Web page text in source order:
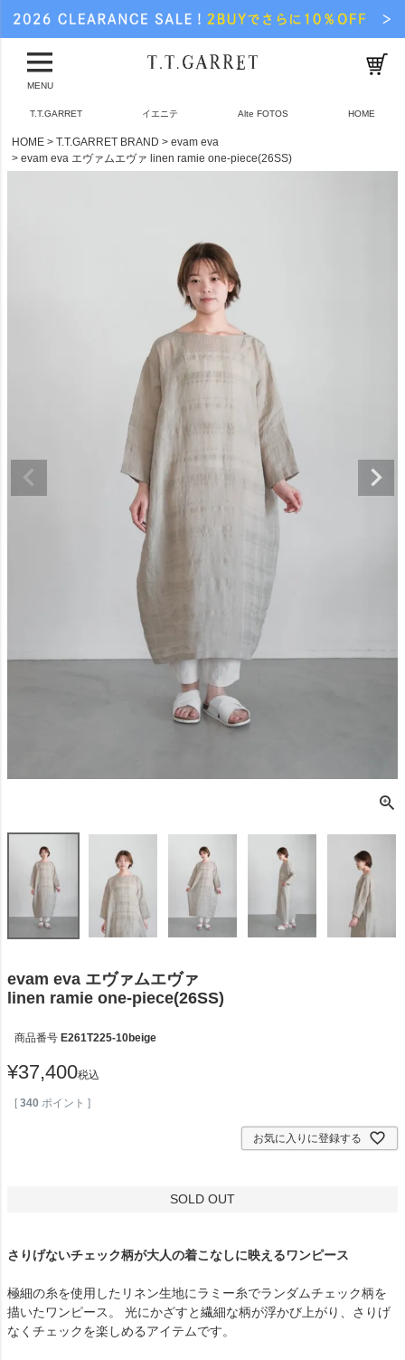
MENU
T.T.GARRET イエニテ Alte FOTOS HOME
HOME T.T.GARRET BRAND
evam eva
evam eva エヴァムエヴァ linen ramie one-piece(26SS)
evam eva エヴァムエヴァ
linen ramie one-piece(26SS)
商品番号 E261T225-10beige
¥37,400税込
[ 340 ポイント ]
お気に入りに登録する
SOLD OUT
さりげないチェック柄が大人の着こなしに映えるワンピース
極細の糸を使用したリネン生地にラミー糸でランダムチェック柄を
描いたワンピース。 光にかざすと繊細な柄が浮かび上がり、さりげ
なくチェックを楽しめるアイテムです。